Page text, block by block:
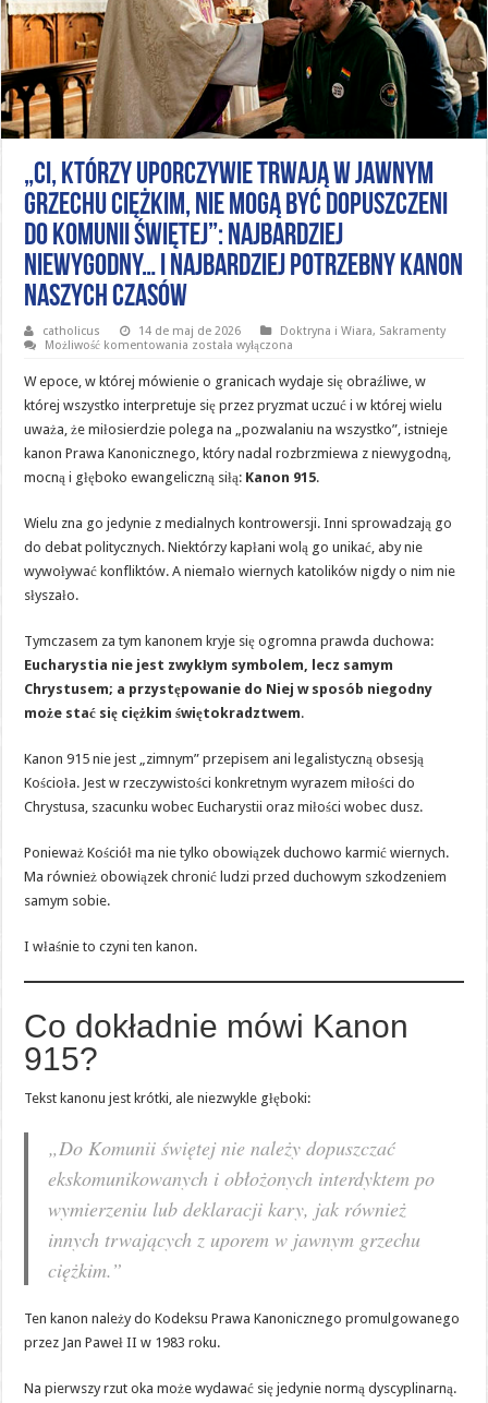
„Ci, którzy uporczywie trwają w jawnym
grzechu ciężkim, nie mogą być dopuszczeni
do Komunii Świętej”: najbardziej
niewygodny… i najbardziej potrzebny kanon
naszych czasów
catholicus 14 de maj de 2026 Doktryna i Wiara, Sakramenty
Możliwość komentowania „Ci,
uporczywie
trwają
w
jawnym
grzechu
nie
mogą
być
do
Komunii
Świętej”:
najbardziej
niewygodny…
naszych
czasów
została wyłączona
W epoce, w której mówienie o granicach wydaje się obraźliwe, w
której wszystko interpretuje się przez pryzmat uczuć i w której wielu
uważa, że miłosierdzie polega na „pozwalaniu na wszystko”, istnieje
kanon Prawa Kanonicznego, który nadal rozbrzmiewa z niewygodną,
mocną i głęboko ewangeliczną siłą: Kanon 915.
Wielu zna go jedynie z medialnych kontrowersji. Inni sprowadzają go
do debat politycznych. Niektórzy kapłani wolą go unikać, aby nie
wywoływać konfliktów. A niemało wiernych katolików nigdy o nim nie
słyszało.
Tymczasem za tym kanonem kryje się ogromna prawda duchowa:
Eucharystia nie jest zwykłym symbolem, lecz samym
Chrystusem; a przystępowanie do Niej w sposób niegodny
może stać się ciężkim świętokradztwem.
Kanon 915 nie jest „zimnym” przepisem ani legalistyczną obsesją
Kościoła. Jest w rzeczywistości konkretnym wyrazem miłości do
Chrystusa, szacunku wobec Eucharystii oraz miłości wobec dusz.
Ponieważ Kościół ma nie tylko obowiązek duchowo karmić wiernych.
Ma również obowiązek chronić ludzi przed duchowym szkodzeniem
samym sobie.
I właśnie to czyni ten kanon.
Co dokładnie mówi Kanon
915?
Tekst kanonu jest krótki, ale niezwykle głęboki:
„Do Komunii świętej nie należy dopuszczać
ekskomunikowanych i obłożonych interdyktem po
wymierzeniu lub deklaracji kary, jak również
innych trwających z uporem w jawnym grzechu
ciężkim.”
Ten kanon należy do Kodeksu Prawa Kanonicznego promulgowanego
przez Jan Paweł II w 1983 roku.
Na pierwszy rzut oka może wydawać się jedynie normą dyscyplinarną.